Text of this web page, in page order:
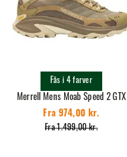
Merrell Mens Moab Speed 2 GTX
Fra 1.499,00 kr.
Fra 974,00 kr.
Fås i 4 farver